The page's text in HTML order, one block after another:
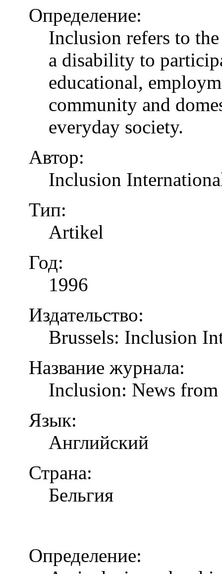
Определение:
Inclusion refers to
a disability to
educational,
community and
everyday society.
Автор:
Inclusion
Тип:
Artikel
Год:
1996
Издательство:
Brussels: Inclusion
Название журнала:
Inclusion: News
Язык:
Английский
Страна:
Бельгия
Определение: